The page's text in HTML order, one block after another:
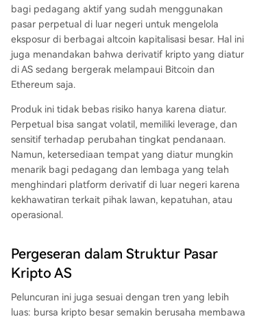
bagi pedagang aktif yang sudah menggunakan
pasar perpetual di luar negeri untuk mengelola
eksposur di berbagai altcoin kapitalisasi besar. Hal ini
juga menandakan bahwa derivatif kripto yang diatur
di AS sedang bergerak melampaui Bitcoin dan
Ethereum saja.
Produk ini tidak bebas risiko hanya karena diatur.
Perpetual bisa sangat volatil, memiliki leverage, dan
sensitif terhadap perubahan tingkat pendanaan.
Namun, ketersediaan tempat yang diatur mungkin
menarik bagi pedagang dan lembaga yang telah
menghindari platform derivatif di luar negeri karena
kekhawatiran terkait pihak lawan, kepatuhan, atau
operasional.
Pergeseran dalam Struktur Pasar
Kripto AS
Peluncuran ini juga sesuai dengan tren yang lebih
luas: bursa kripto besar semakin berusaha membawa